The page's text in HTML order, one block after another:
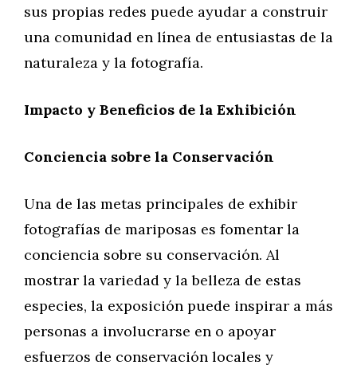
sus propias redes puede ayudar a construir
una comunidad en línea de entusiastas de la
naturaleza y la fotografía.
Impacto y Beneficios de la Exhibición
Conciencia sobre la Conservación
Una de las metas principales de exhibir
fotografías de mariposas es fomentar la
conciencia sobre su conservación. Al
mostrar la variedad y la belleza de estas
especies, la exposición puede inspirar a más
personas a involucrarse en o apoyar
esfuerzos de conservación locales y